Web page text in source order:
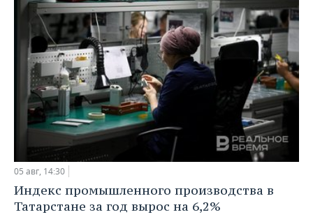
05 авг, 14:30
Индекс промышленного производства в
Татарстане за год вырос на 6,2%